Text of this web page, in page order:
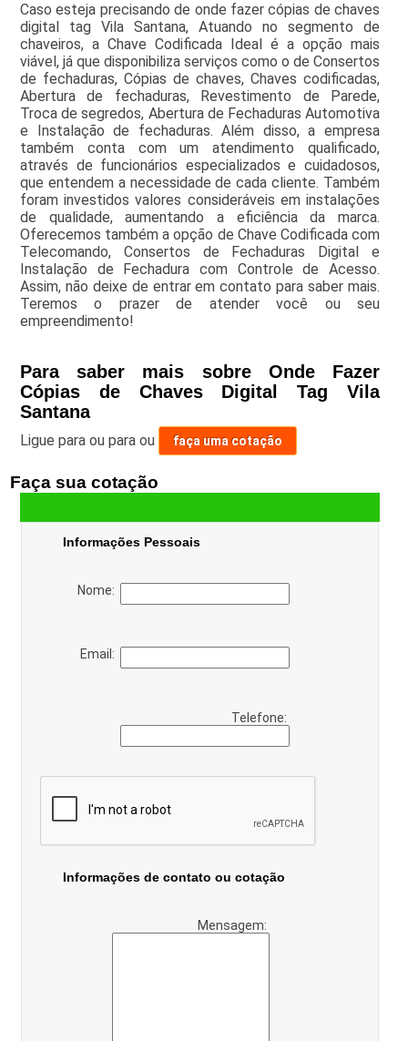
Caso esteja precisando de onde fazer cópias de chaves
digital tag Vila Santana, Atuando no segmento de
chaveiros, a Chave Codificada Ideal é a opção mais
viável, já que disponibiliza serviços como o de Consertos
de fechaduras, Cópias de chaves, Chaves codificadas,
Abertura de fechaduras, Revestimento de Parede,
Troca de segredos, Abertura de Fechaduras Automotiva
e Instalação de fechaduras. Além disso, a empresa
também conta com um atendimento qualificado,
através de funcionários especializados e cuidadosos,
que entendem a necessidade de cada cliente. Também
foram investidos valores consideráveis em instalações
de qualidade, aumentando a eficiência da marca.
Oferecemos também a opção de Chave Codificada com
Telecomando, Consertos de Fechaduras Digital e
Instalação de Fechadura com Controle de Acesso.
Assim, não deixe de entrar em contato para saber mais.
Teremos o prazer de atender você ou seu
empreendimento!
Para saber mais sobre Onde Fazer
Cópias de Chaves Digital Tag Vila
Santana
Ligue para ou para ou faça uma cotação
Faça sua cotação
Informações Pessoais
Nome:
Email:
Telefone:
Informações de contato ou cotação
Mensagem: